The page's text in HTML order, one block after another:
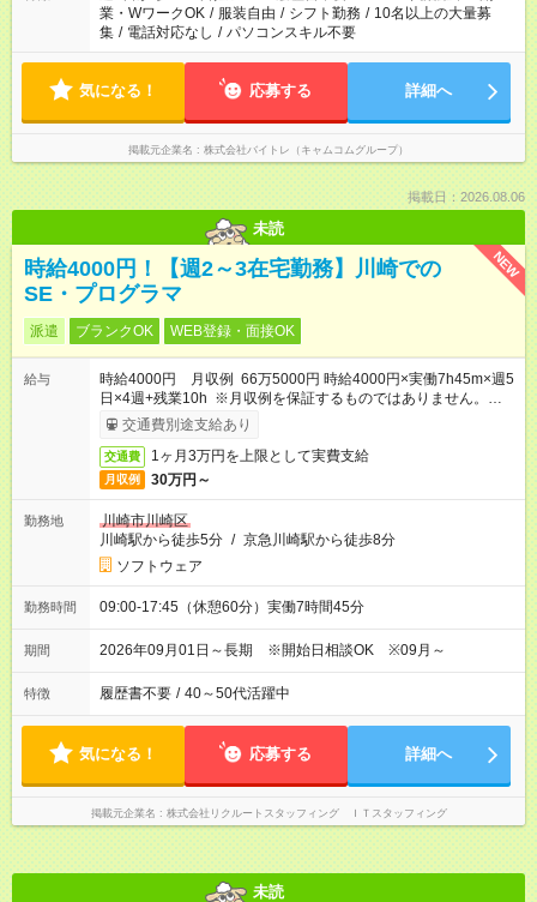
業・WワークOK / 服装自由 / シフト勤務 / 10名以上の大量募
集 / 電話対応なし / パソコンスキル不要
気になる！ 応募する 詳細へ
掲載元企業名 株式会社バイトレ（キャムコムグループ）
掲載日：2026.08.06
未読
NEW
時給4000円！【週2～3在宅勤務】川崎での
SE・プログラマ
派遣 ブランクOK WEB登録・面接OK
給与
時給4000円 月収例 66万5000円 時給4000円×実働7h45m×週5
日×4週+残業10h ※月収例を保証するものではありません。※給
与即受取りサービス利用可（利用条件有）
交通費別途支給あり
交通費 1ヶ月3万円を上限として実費支給
月収例 30万円～
勤務地
川崎市川崎区
川崎駅から徒歩5分 / 京急川崎駅から徒歩8分
ソフトウェア
勤務時間 09:00-17:45（休憩60分）実働7時間45分
期間 2026年09月01日～長期 ※開始日相談OK ※09月～
特徴 履歴書不要 / 40～50代活躍中
気になる！ 応募する 詳細へ
掲載元企業名 株式会社リクルートスタッフィング ＩＴスタッフィング
未読